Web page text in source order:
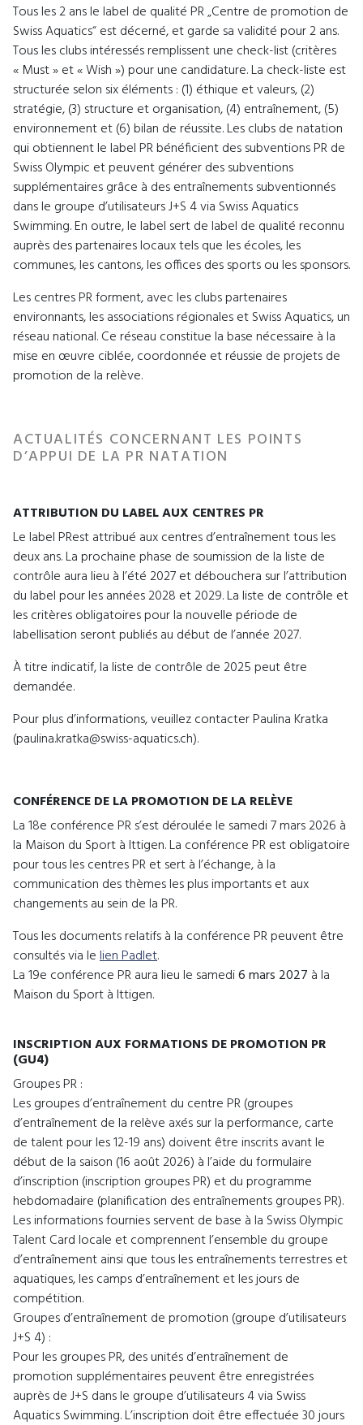
Tous les 2 ans le label de qualité PR „Centre de promotion de
Swiss Aquatics“ est décerné, et garde sa validité pour 2 ans.
Tous les clubs intéressés remplissent une check-list (critères
« Must » et « Wish ») pour une candidature. La check-liste est
structurée selon six éléments : (1) éthique et valeurs, (2)
stratégie, (3) structure et organisation, (4) entraînement, (5)
environnement et (6) bilan de réussite. Les clubs de natation
qui obtiennent le label PR bénéficient des subventions PR de
Swiss Olympic et peuvent générer des subventions
supplémentaires grâce à des entraînements subventionnés
dans le groupe d’utilisateurs J+S 4 via Swiss Aquatics
Swimming. En outre, le label sert de label de qualité reconnu
auprès des partenaires locaux tels que les écoles, les
communes, les cantons, les offices des sports ou les sponsors.
Les centres PR forment, avec les clubs partenaires
environnants, les associations régionales et Swiss Aquatics, un
réseau national. Ce réseau constitue la base nécessaire à la
mise en œuvre ciblée, coordonnée et réussie de projets de
promotion de la relève.
ACTUALITÉS CONCERNANT LES POINTS
D’APPUI DE LA PR NATATION
ATTRIBUTION DU LABEL AUX CENTRES PR
Le label PRest attribué aux centres d’entraînement tous les
deux ans. La prochaine phase de soumission de la liste de
contrôle aura lieu à l’été 2027 et débouchera sur l’attribution
du label pour les années 2028 et 2029. La liste de contrôle et
les critères obligatoires pour la nouvelle période de
labellisation seront publiés au début de l’année 2027.
À titre indicatif, la liste de contrôle de 2025 peut être
demandée.
Pour plus d’informations, veuillez contacter Paulina Kratka
(paulina.kratka@swiss-aquatics.ch).
CONFÉRENCE DE LA PROMOTION DE LA RELÈVE
La 18e conférence PR s’est déroulée le samedi 7 mars 2026 à
la Maison du Sport à Ittigen. La conférence PR est obligatoire
pour tous les centres PR et sert à l’échange, à la
communication des thèmes les plus importants et aux
changements au sein de la PR.
Tous les documents relatifs à la conférence PR peuvent être
consultés via lelien Padlet.
La 19e conférence PR aura lieu le samedi6 mars 2027 à la
Maison du Sport à Ittigen.
INSCRIPTION AUX FORMATIONS DE PROMOTION PR
(GU4)
Groupes PR :
Les groupes d’entraînement du centre PR (groupes
d’entraînement de la relève axés sur la performance, carte
de talent pour les 12-19 ans) doivent être inscrits avant le
début de la saison (16 août 2026) à l’aide du formulaire
d’inscription (inscription groupes PR) et du programme
hebdomadaire (planification des entraînements groupes PR).
Les informations fournies servent de base à la Swiss Olympic
Talent Card locale et comprennent l’ensemble du groupe
d’entraînement ainsi que tous les entraînements terrestres et
aquatiques, les camps d’entraînement et les jours de
compétition.
Groupes d’entraînement de promotion (groupe d’utilisateurs
J+S 4) :
Pour les groupes PR, des unités d’entraînement de
promotion supplémentaires peuvent être enregistrées
auprès de J+S dans le groupe d’utilisateurs 4 via Swiss
Aquatics Swimming. L’inscription doit être effectuée 30 jours